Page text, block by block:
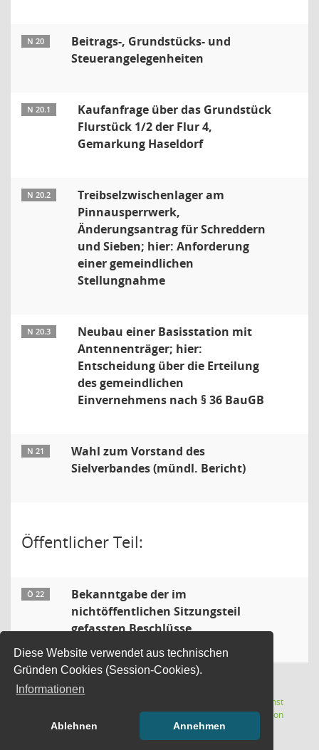
Diese Website verwendet aus technischen
Gründen Cookies (Session-Cookies).
Informationen
Ablehnen Annehmen
N 20
Beitrags-, Grundstücks- und
Steuerangelegenheiten
N 20.1
Kaufanfrage über das Grundstück
Flurstück 1/2 der Flur 4,
Gemarkung Haseldorf
N 20.2
Treibselzwischenlager am
Pinnausperrwerk,
Änderungsantrag für Schreddern
und Sieben; hier: Anforderung
einer gemeindlichen
Stellungnahme
N 20.3
Neubau einer Basisstation mit
Antennenträger; hier:
Entscheidung über die Erteilung
des gemeindlichen
Einvernehmens nach § 36 BauGB
N 21
Wahl zum Vorstand des
Sielverbandes (mündl. Bericht)
Öffentlicher Teil:
Ö 22
Bekanntgabe der im
nichtöffentlichen Sitzungsteil
gefassten Beschlüsse
Sitzungsdienst
Session(Wird in